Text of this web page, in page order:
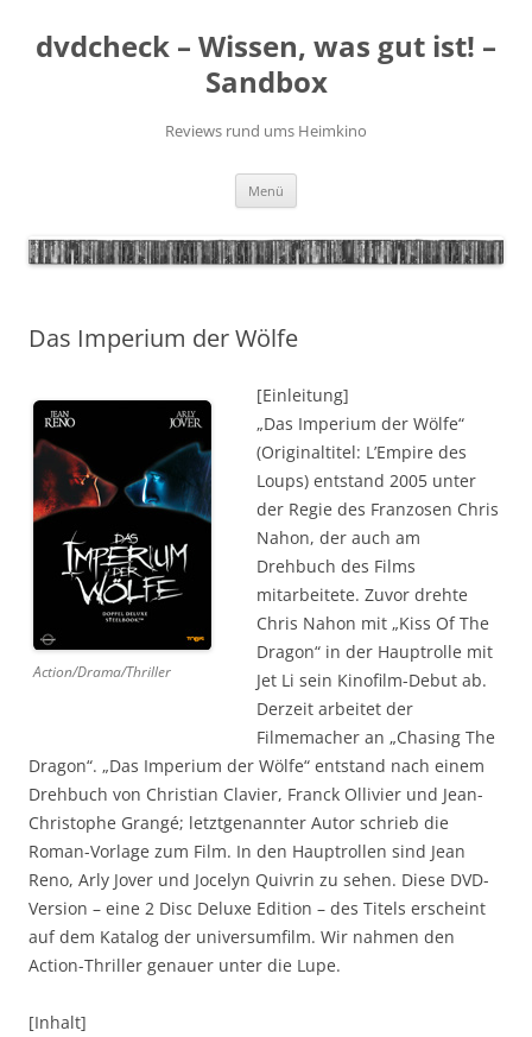
springen
dvdcheck – Wissen, was gut ist! –
Sandbox
Reviews rund ums Heimkino
Menü
Das Imperium der Wölfe
Action/Drama/Thriller
[Einleitung]
„Das Imperium der Wölfe“
(Originaltitel: L’Empire des
Loups) entstand 2005 unter
der Regie des Franzosen Chris
Nahon, der auch am
Drehbuch des Films
mitarbeitete. Zuvor drehte
Chris Nahon mit „Kiss Of The
Dragon“ in der Hauptrolle mit
Jet Li sein Kinofilm-Debut ab.
Derzeit arbeitet der
Filmemacher an „Chasing The
Dragon“. „Das Imperium der Wölfe“ entstand nach einem
Drehbuch von Christian Clavier, Franck Ollivier und Jean-
Christophe Grangé; letztgenannter Autor schrieb die
Roman-Vorlage zum Film. In den Hauptrollen sind Jean
Reno, Arly Jover und Jocelyn Quivrin zu sehen. Diese DVD-
Version – eine 2 Disc Deluxe Edition – des Titels erscheint
auf dem Katalog der universumfilm. Wir nahmen den
Action-Thriller genauer unter die Lupe.
[Inhalt]